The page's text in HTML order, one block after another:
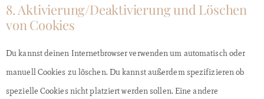
8. Aktivierung/Deaktivierung und Löschen
von Cookies
Du kannst deinen Internetbrowser verwenden um automatisch oder
manuell Cookies zu löschen. Du kannst außerdem spezifizieren ob
spezielle Cookies nicht platziert werden sollen. Eine andere